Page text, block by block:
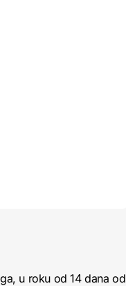
u roku od 14 dana od